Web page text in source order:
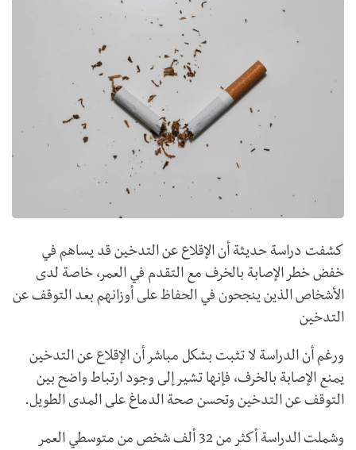
كشفت دراسة حديثة أن الإقلاع عن التدخين قد يساهم في
خفض خطر الإصابة بالخرف مع التقدم في العمر، خاصة لدى
الأشخاص الذين ينجحون في الحفاظ على أوزانهم بعد التوقف عن
التدخين
ورغم أن الدراسة لا تثبت بشكل مباشر أن الإقلاع عن التدخين
يمنع الإصابة بالخرف، فإنها تشير إلى وجود ارتباط واضح بين
التوقف عن التدخين وتحسن صحة الدماغ على المدى الطويل.
وشملت الدراسة أكثر من 32 ألف شخص من متوسطي العمر